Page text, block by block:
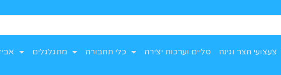
מתגלגלים כלי תחבורה סליים וערכות יצירה צעצועי חצר וגינה